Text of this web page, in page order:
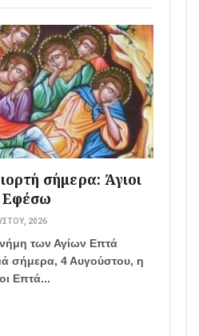
σήμερα: Άγιοι
Εφέσω
2026
των Αγίων Επτά
σήμερα, 4 Αυγούστου, η
Επτά...